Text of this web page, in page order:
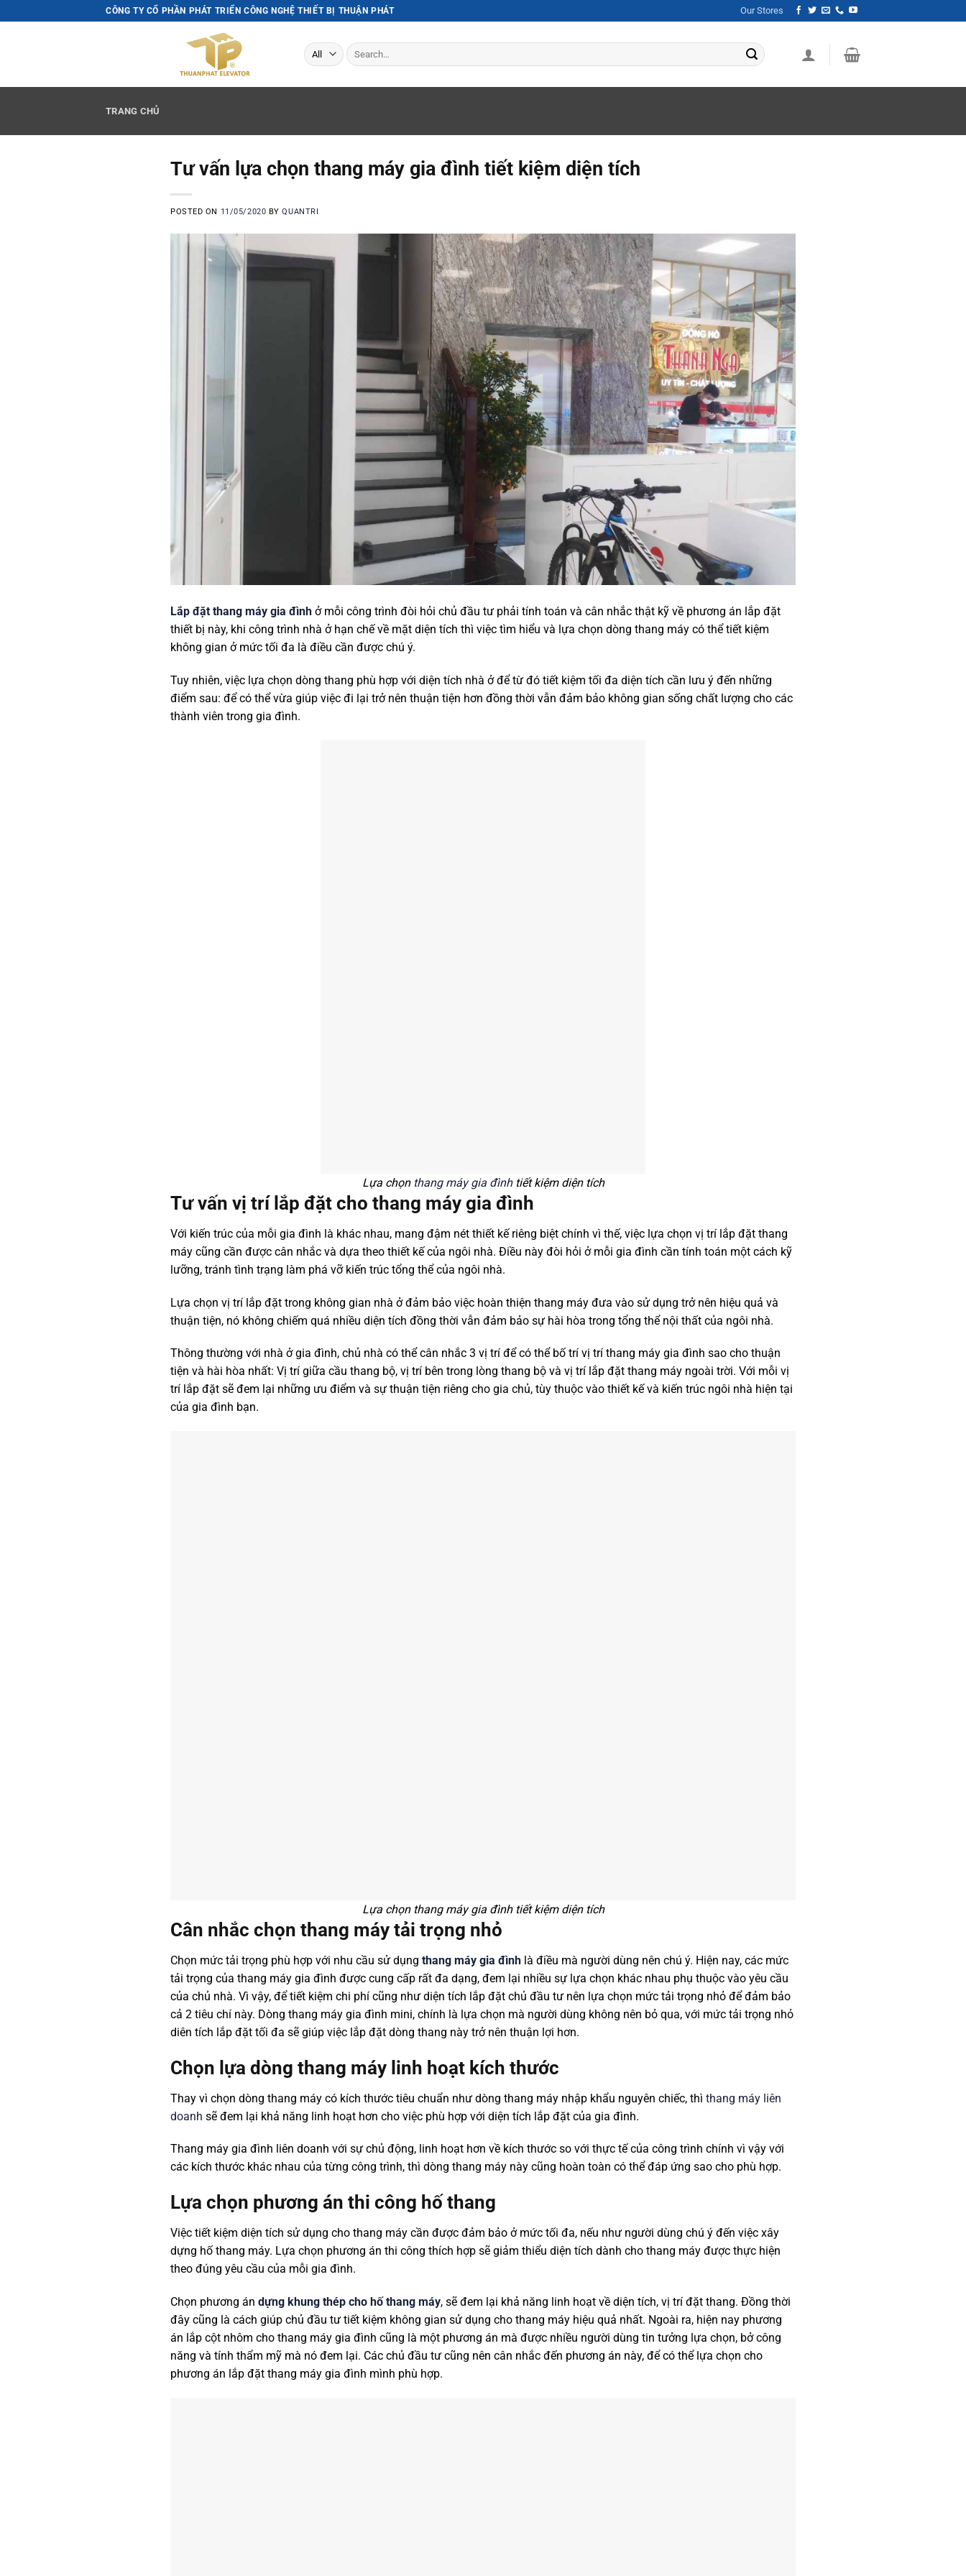
to
CÔNG TY CỔ PHẦN PHÁT TRIỂN CÔNG NGHỆ THIẾT BỊ THUẬN PHÁT Our Stores
Search
for:
TRANG CHỦ
Tư vấn lựa chọn thang máy gia đình tiết kiệm diện tích
POSTED ON 11/05/2020 BYQUANTRI
Lắp đặt thang máy gia đình ở mỗi công trình đòi hỏi chủ đầu tư phải tính toán và cân nhắc thật kỹ về phương án lắp đặt
thiết bị này, khi công trình nhà ở hạn chế về mặt diện tích thì việc tìm hiểu và lựa chọn dòng thang máy có thể tiết kiệm
không gian ở mức tối đa là điều cần được chú ý.
Tuy nhiên, việc lựa chọn dòng thang phù hợp với diện tích nhà ở để từ đó tiết kiệm tối đa diện tích cần lưu ý đến những
điểm sau: để có thể vừa giúp việc đi lại trở nên thuận tiện hơn đồng thời vẫn đảm bảo không gian sống chất lượng cho các
thành viên trong gia đình.
Lựa chọn thang máy gia đìnhtiết kiệm diện tích
Tư vấn vị trí lắp đặt cho thang máy gia đình
Với kiến trúc của mỗi gia đình là khác nhau, mang đậm nét thiết kế riêng biệt chính vì thế, việc lựa chọn vị trí lắp đặt thang
máy cũng cần được cân nhắc và dựa theo thiết kế của ngôi nhà. Điều này đòi hỏi ở mỗi gia đình cần tính toán một cách kỹ
lưỡng, tránh tình trạng làm phá vỡ kiến trúc tổng thể của ngôi nhà.
Lựa chọn vị trí lắp đặt trong không gian nhà ở đảm bảo việc hoàn thiện thang máy đưa vào sử dụng trở nên hiệu quả và
thuận tiện, nó không chiếm quá nhiều diện tích đồng thời vẫn đảm bảo sự hài hòa trong tổng thể nội thất của ngôi nhà.
Thông thường với nhà ở gia đình, chủ nhà có thể cân nhắc 3 vị trí để có thể bố trí vị trí thang máy gia đình sao cho thuận
tiện và hài hòa nhất: Vị trí giữa cầu thang bộ, vị trí bên trong lòng thang bộ và vị trí lắp đặt thang máy ngoài trời. Với mỗi vị
trí lắp đặt sẽ đem lại những ưu điểm và sự thuận tiện riêng cho gia chủ, tùy thuộc vào thiết kế và kiến trúc ngôi nhà hiện tại
của gia đình bạn.
Lựa chọn thang máy gia đình tiết kiệm diện tích
Cân nhắc chọn thang máy tải trọng nhỏ
Chọn mức tải trọng phù hợp với nhu cầu sử dụng thang máy gia đình là điều mà người dùng nên chú ý. Hiện nay, các mức
tải trọng của thang máy gia đình được cung cấp rất đa dạng, đem lại nhiều sự lựa chọn khác nhau phụ thuộc vào yêu cầu
của chủ nhà. Vì vậy, để tiết kiệm chi phí cũng như diện tích lắp đặt chủ đầu tư nên lựa chọn mức tải trọng nhỏ để đảm bảo
cả 2 tiêu chí này. Dòng thang máy gia đình mini, chính là lựa chọn mà người dùng không nên bỏ qua, với mức tải trọng nhỏ
diên tích lắp đặt tối đa sẽ giúp việc lắp đặt dòng thang này trở nên thuận lợi hơn.
Chọn lựa dòng thang máy linh hoạt kích thước
Thay vì chọn dòng thang máy có kích thước tiêu chuẩn như dòng thang máy nhập khẩu nguyên chiếc, thì thang máy liên
doanh sẽ đem lại khả năng linh hoạt hơn cho việc phù hợp với diện tích lắp đặt của gia đình.
Thang máy gia đình liên doanh với sự chủ động, linh hoạt hơn về kích thước so với thực tế của công trình chính vì vậy với
các kích thước khác nhau của từng công trình, thì dòng thang máy này cũng hoàn toàn có thể đáp ứng sao cho phù hợp.
Lựa chọn phương án thi công hố thang
Việc tiết kiệm diện tích sử dụng cho thang máy cần được đảm bảo ở mức tối đa, nếu như người dùng chú ý đến việc xây
dựng hố thang máy. Lựa chọn phương án thi công thích hợp sẽ giảm thiểu diện tích dành cho thang máy được thực hiện
theo đúng yêu cầu của mỗi gia đình.
Chọn phương án dựng khung thép cho hố thang máy, sẽ đem lại khả năng linh hoạt về diện tích, vị trí đặt thang. Đồng thời
đây cũng là cách giúp chủ đầu tư tiết kiệm không gian sử dụng cho thang máy hiệu quả nhất. Ngoài ra, hiện nay phương
án lắp cột nhôm cho thang máy gia đình cũng là một phương án mà được nhiều người dùng tin tưởng lựa chọn, bở công
năng và tính thẩm mỹ mà nó đem lại. Các chủ đầu tư cũng nên cân nhắc đến phương án này, để có thể lựa chọn cho
phương án lắp đặt thang máy gia đình mình phù hợp.